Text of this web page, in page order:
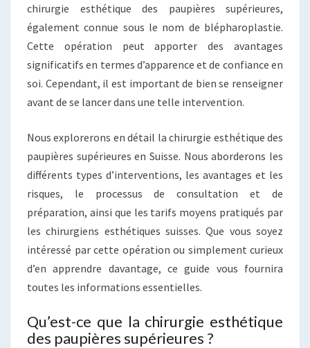
chirurgie esthétique des paupières supérieures,
également connue sous le nom de blépharoplastie.
Cette opération peut apporter des avantages
significatifs en termes d’apparence et de confiance en
soi. Cependant, il est important de bien se renseigner
avant de se lancer dans une telle intervention.
Nous explorerons en détail la chirurgie esthétique des
paupières supérieures en Suisse. Nous aborderons les
différents types d’interventions, les avantages et les
risques, le processus de consultation et de
préparation, ainsi que les tarifs moyens pratiqués par
les chirurgiens esthétiques suisses. Que vous soyez
intéressé par cette opération ou simplement curieux
d’en apprendre davantage, ce guide vous fournira
toutes les informations essentielles.
Qu’est-ce que la chirurgie esthétique
des paupières supérieures ?